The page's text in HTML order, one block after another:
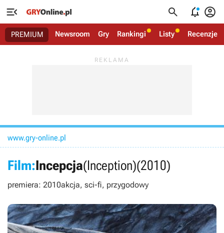
   
PREMIUM Newsroom Gry Rankingi Listy Recenzje
www.gry-online.pl
Film:Incepcja(Inception)(2010)
premiera: 2010akcja, sci-fi, przygodowy